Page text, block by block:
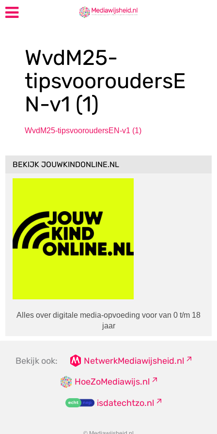
WvdM25-
tipsvooroudersE
N-v1 (1)
WvdM25-tipsvooroudersEN-v1 (1)
BEKIJK JOUWKINDONLINE.NL
Alles over digitale media-opvoeding voor van 0 t/m 18
jaar
Bekijk ook:
NetwerkMediawijsheid.nl
HoeZoMediawijs.nl
isdatechtzo.nl